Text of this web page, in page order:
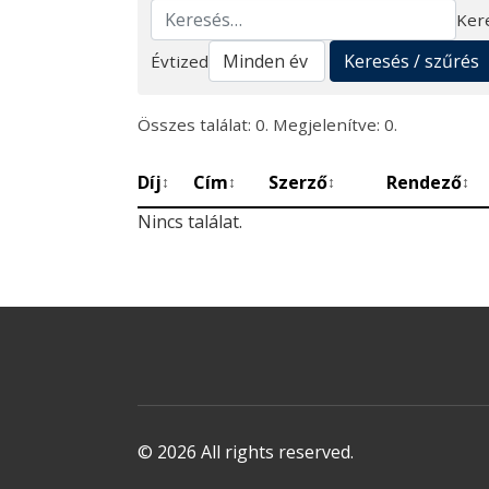
Keresés
Évtized
Keresés / szűrés
Összes találat: 0. Megjelenítve: 0.
Díj↕ Cím↕ Szerző↕ Rendező↕
Nincs találat.
© 2026 All rights reserved.